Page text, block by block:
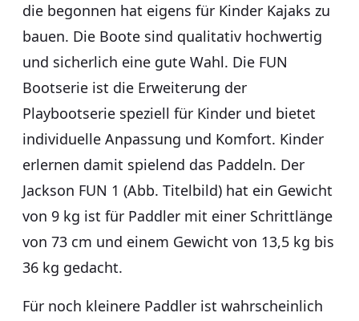
die begonnen hat eigens für Kinder Kajaks zu
bauen. Die Boote sind qualitativ hochwertig
und sicherlich eine gute Wahl. Die FUN
Bootserie ist die Erweiterung der
Playbootserie speziell für Kinder und bietet
individuelle Anpassung und Komfort. Kinder
erlernen damit spielend das Paddeln. Der
Jackson FUN 1 (Abb. Titelbild) hat ein Gewicht
von 9 kg ist für Paddler mit einer Schrittlänge
von 73 cm und einem Gewicht von 13,5 kg bis
36 kg gedacht.
Für noch kleinere Paddler ist wahrscheinlich